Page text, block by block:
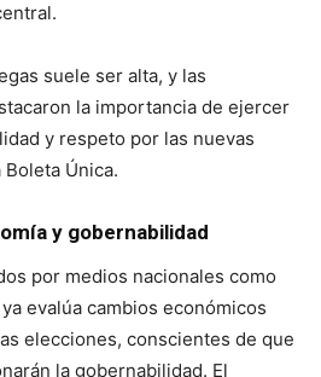
suele ser alta, y las
la importancia de ejercer
y respeto por las nuevas
Única.
y gobernabilidad
por medios nacionales como
evalúa cambios económicos
elecciones, conscientes de que
la gobernabilidad. El